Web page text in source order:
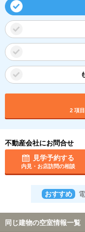
2 項
不動産会社にお問合せ
見学予約する
内見・お店訪問の相談
おすすめ
同じ建物の空室情報一覧